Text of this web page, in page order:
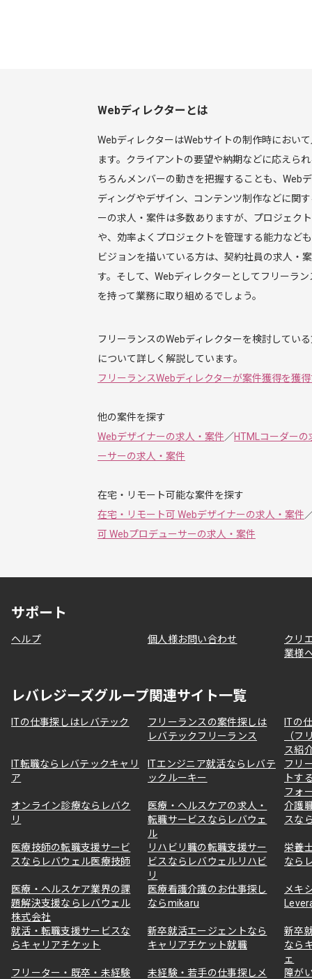
Webディレクターとは
WebディレクターはWebサイトの制作時におい
ます。クライアントの要望や納期などに応えら
ちろんメンバーの動きを把握することも、Web
ディングやデザイン、コンテンツ制作などに関
ーの求人・案件は多数ありますが、プロジェク
や、効率よくプロジェクトを管理する能力など
ビジョンを描いている方は、契約社員の求人・
す。そして、Webディレクターとしてフリーラ
を持って業務に取り組めるでしょう。
フリーランスのWebディレクターを検討してい
フリーランスWebディレクターが案件獲得を獲
Webデザイナーの求人・案件／HTMLコーダー
ーサーの求人・案件
在宅・リモート可 Webデザイナーの求人・案件
可 Webプロデューサーの求人・案件
サポート
ヘルプ 個人様お問い合わせ
クリ
業様
レバレジーズグループ関連サイト一覧
ITの仕事探しはレバテック
フリーランスの案件探しは
レバテックフリーランス
ITの
（フ
ス紹
IT転職ならレバテックキャリ
ア
ITエンジニア就活ならレバテ
ックルーキー
フリ
トす
フォ
オンライン診療ならレバク
リ
医療・ヘルスケアの求人・
転職サービスならレバウェ
ル
介護
スな
医療技師の転職支援サービ
スならレバウェル医療技師
リハビリ職の転職支援サー
ビスならレバウェルリハビ
リ
栄養
なら
医療・ヘルスケア業界の課
題解決支援ならレバウェル
株式会社
医療看護介護のお仕事探し
ならmikaru
メキ
就活・転職支援サービスな
らキャリアチケット
新卒就活エージェントなら
キャリアチケット就職
新卒
なら
ェ
フリーター・既卒・未経験
未経験・若手の仕事探しメ
障が